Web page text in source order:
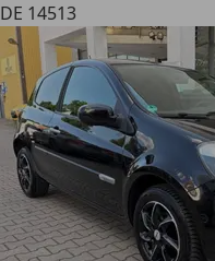
DE 14513